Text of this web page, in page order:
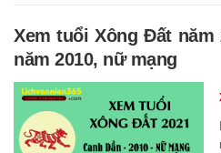
Xem tuổi Xông Đất
năm 2010, nữ mạng